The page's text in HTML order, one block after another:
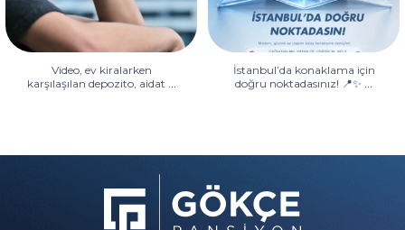
Video, ev kiralarken
karşılaşılan depozito, aidat
İstanbul’da konaklama için
doğru noktadasınız! 📍✨